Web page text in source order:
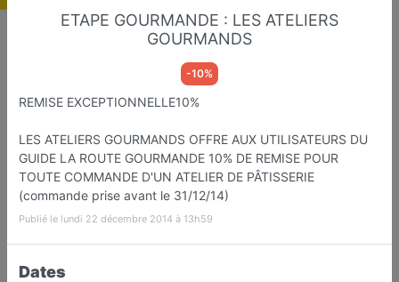
La Route...04
Etapes Touristiqu et Gastronomiq
Favori Contacter
ETAPE GOURMANDE : LES ATELIERS
GOURMANDS
-10%
REMISE EXCEPTIONNELLE10%
LES ATELIERS GOURMANDS OFFRE AUX UTILISATEURS DU
GUIDE LA ROUTE GOURMANDE 10% DE REMISE POUR
TOUTE COMMANDE D'UN ATELIER DE PÂTISSERIE
(commande prise avant le 31/12/14)
Publié le lundi 22 décembre 2014 à 13h59
Dates